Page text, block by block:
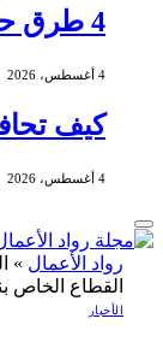
4 طرق حقيقية لمساندة زميل يمر بمحنة
4 أغسطس، 2026
كيف
4 أغسطس، 2026
رواد الأعمال»
القطاع الخاص بنحو 44.18 مليار ريال بنهاية
الأخبار